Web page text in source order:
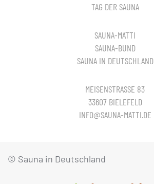
TAG DER SAUNA
SAUNA-MATTI
SAUNA-BUND
SAUNA IN DEUTSCHLAND
MEISENSTRASSE 83
33607 BIELEFELD
INFO@SAUNA-MATTI.DE
© Sauna in Deutschland